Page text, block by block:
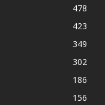
478
423
349
302
186
156